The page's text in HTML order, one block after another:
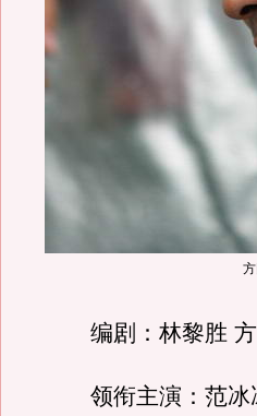
编剧：林黎胜 方
领衔主演：范冰